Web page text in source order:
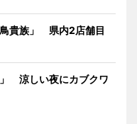
貴族」 県内2店舗目
涼しい夜にカブクワ